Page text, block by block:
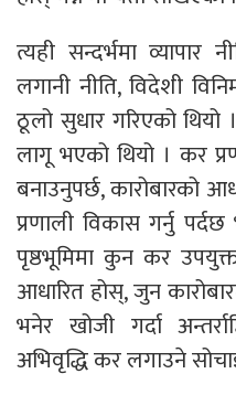
त्यही सन्दर्भमा व्यापार
लगानी नीति, विदेशी
ठूलो सुधार गरिएको थियो
लागू भएको थियो । कर
बनाउनुपर्छ, कारोबारको
प्रणाली विकास गर्नु
पृष्ठभूमिमा कुन कर
आधारित होस्, जुन
भनेर खोजी गर्दा
अभिवृद्धि कर लगाउने